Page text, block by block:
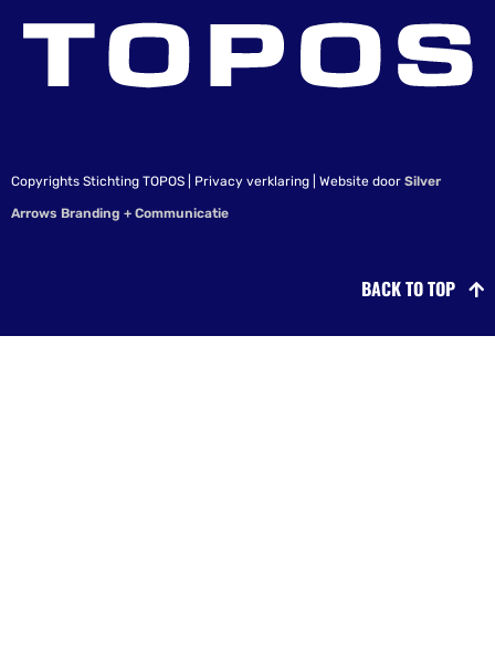
Copyrights Stichting TOPOS | Privacy verklaring | Website door Silver
Arrows Branding + Communicatie
BACK TO TOP